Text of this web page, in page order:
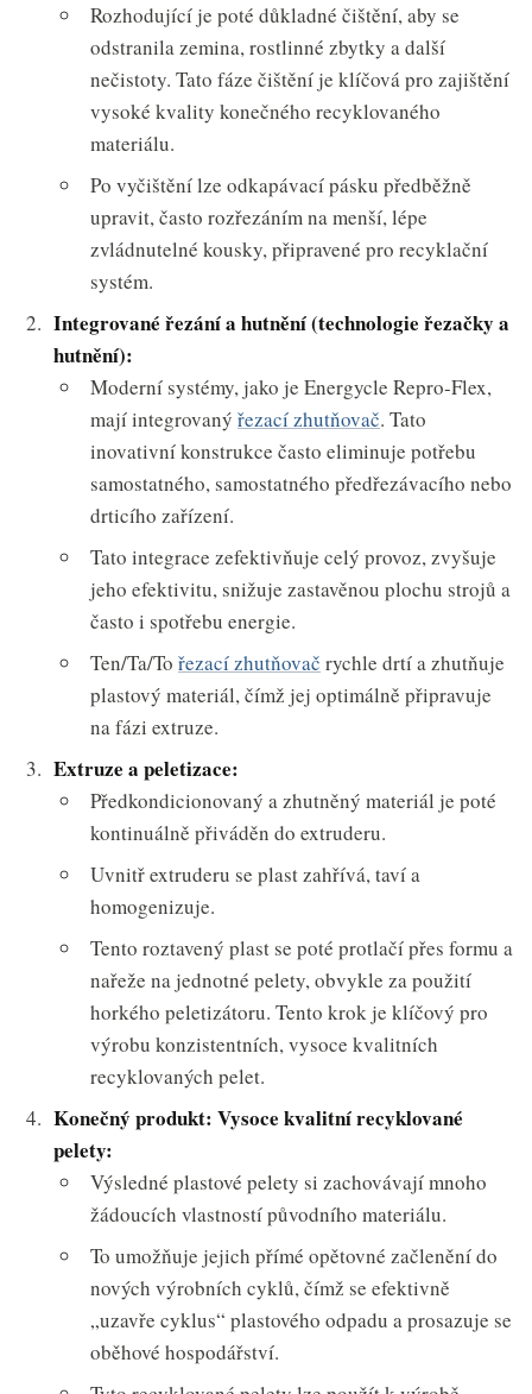
Rozhodující je poté důkladné čištění, aby se
odstranila zemina, rostlinné zbytky a další
nečistoty. Tato fáze čištění je klíčová pro zajištění
vysoké kvality konečného recyklovaného
materiálu.
Po vyčištění lze odkapávací pásku předběžně
upravit, často rozřezáním na menší, lépe
zvládnutelné kousky, připravené pro recyklační
systém.
Integrované řezání a hutnění (technologie řezačky a
hutnění):
Moderní systémy, jako je Energycle Repro-Flex,
mají integrovaný řezací zhutňovač. Tato
inovativní konstrukce často eliminuje potřebu
samostatného, samostatného předřezávacího nebo
drticího zařízení.
Tato integrace zefektivňuje celý provoz, zvyšuje
jeho efektivitu, snižuje zastavěnou plochu strojů a
často i spotřebu energie.
Ten/Ta/To řezací zhutňovač rychle drtí a zhutňuje
plastový materiál, čímž jej optimálně připravuje
na fázi extruze.
Extruze a peletizace:
Předkondicionovaný a zhutněný materiál je poté
kontinuálně přiváděn do extruderu.
Uvnitř extruderu se plast zahřívá, taví a
homogenizuje.
Tento roztavený plast se poté protlačí přes formu a
nařeže na jednotné pelety, obvykle za použití
horkého peletizátoru. Tento krok je klíčový pro
výrobu konzistentních, vysoce kvalitních
recyklovaných pelet.
Konečný produkt: Vysoce kvalitní recyklované
pelety:
Výsledné plastové pelety si zachovávají mnoho
žádoucích vlastností původního materiálu.
To umožňuje jejich přímé opětovné začlenění do
nových výrobních cyklů, čímž se efektivně
„uzavře cyklus“ plastového odpadu a prosazuje se
oběhové hospodářství.